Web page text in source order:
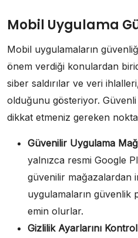
Mobil Uygulama
Mobil uygulamaların
önem verdiği konulardan
siber saldırılar ve veri
olduğunu gösteriyor.
dikkat etmeniz gereken
Güvenilir Uygulama
yalnızca resmi Google
güvenilir mağazalardan
uygulamaların güvenlik
emin olurlar.
Gizlilik Ayarlarını